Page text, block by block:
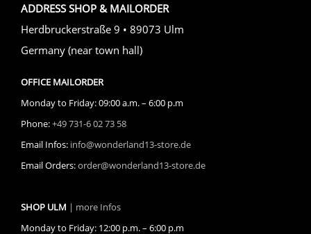
ADDRESS SHOP & MAILORDER
Herdbruckerstraße 9 • 89073 Ulm
Germany (near town hall)
OFFICE MAILORDER
Monday to Friday: 09:00 a.m. – 6:00 p.m
Phone:+49 731-6 02 73 58
Email Infos: info@wonderland13-store.de
Email Orders:order@wonderland13-store.de
SHOP ULM | more Infos
Monday to Friday: 12:00 p.m. – 6:00 p.m